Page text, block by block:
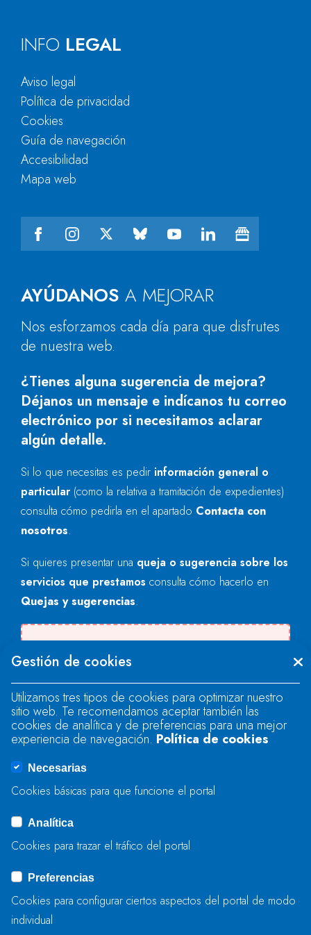
AYÚDANOS A MEJORAR
Nos esforzamos cada día para que disfrutes
de nuestra web.
¿Tienes alguna sugerencia de mejora?
Déjanos un mensaje e indícanos tu correo
electrónico por si necesitamos aclarar
algún detalle.
Si lo que necesitas es pedir información general o
particular (como la relativa a tramitación de expedientes)
consulta cómo pedirla en el apartado Contacta con
nosotros.
Si quieres presentar una queja o sugerencia sobre los
servicios que prestamos consulta cómo hacerlo en
Quejas y sugerencias.
"text".
Se produjo un error al cargar el campo
"text".
Se produjo un error al cargar el campo
ENVIAR
INFO LEGAL
Aviso legal
Política de privacidad
Cookies
Guía de navegación
Accesibilidad
Mapa web
Gestión de cookies
Utilizamos tres tipos de cookies para optimizar nuestro
sitio web. Te recomendamos aceptar también las
cookies de analítica y de preferencias para una mejor
experiencia de navegación. Política de cookies
Necesarias
Cookies básicas para que funcione el portal
Analítica
Cookies para trazar el tráfico del portal
Preferencias
Cookies para configurar ciertos aspectos del portal de modo
individual